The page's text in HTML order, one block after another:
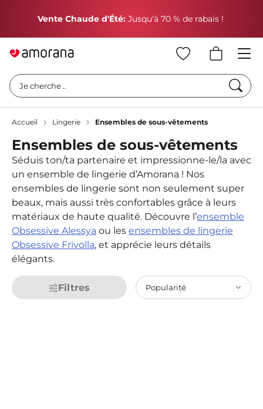
Vente Chaude d'Été: Jusqu'à 70 % de rabais !
Je cherche ..
Accueil Lingerie Ensembles de sous-vêtements
Ensembles de sous-vêtements
Séduis ton/ta partenaire et impressionne-le/la avec
un ensemble de lingerie d’Amorana ! Nos
ensembles de lingerie sont non seulement super
beaux, mais aussi très confortables grâce à leurs
matériaux de haute qualité. Découvre l’ensemble
Obsessive Alessya ou les ensembles de lingerie
Obsessive Frivolla, et apprécie leurs détails
élégants.
Filtres Popularité